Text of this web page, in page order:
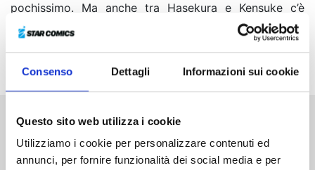
Consenso Dettagli Informazioni sui cookie
Questo sito web utilizza i cookie
Utilizziamo i cookie per personalizzare contenuti ed
annunci, per fornire funzionalità dei social media e per
pochissimo. Ma anche tra Hasekura e Kensuke c’è
qualcosa di diverso dal solito… Come se non bastasse,
con la comparsa del padre di Kosuke e Kensuke,
Altri volumi della serie